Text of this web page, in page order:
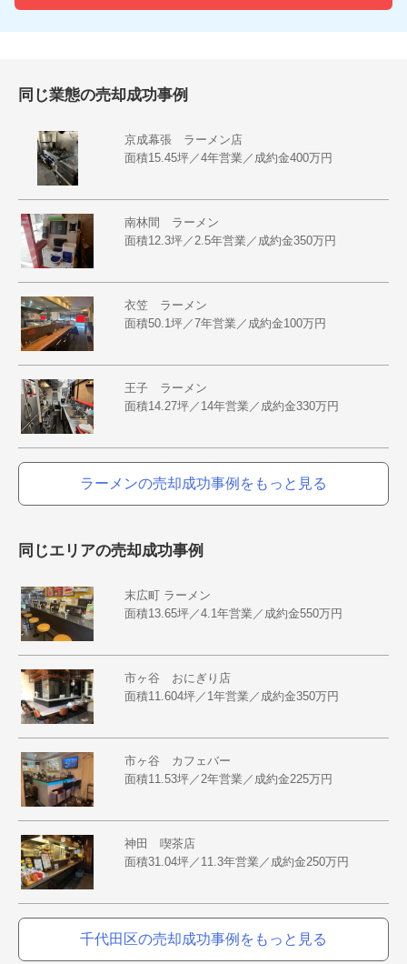
同じ業態の売却成功事例
京成幕張 ラーメン店
面積15.45坪／4年営業／成約金400万円
南林間 ラーメン
面積12.3坪／2.5年営業／成約金350万円
衣笠 ラーメン
面積50.1坪／7年営業／成約金100万円
王子 ラーメン
面積14.27坪／14年営業／成約金330万円
ラーメンの売却成功事例をもっと見る
同じエリアの売却成功事例
末広町 ラーメン
面積13.65坪／4.1年営業／成約金550万円
市ヶ谷 おにぎり店
面積11.604坪／1年営業／成約金350万円
市ヶ谷 カフェバー
面積11.53坪／2年営業／成約金225万円
神田 喫茶店
面積31.04坪／11.3年営業／成約金250万円
千代田区の売却成功事例をもっと見る